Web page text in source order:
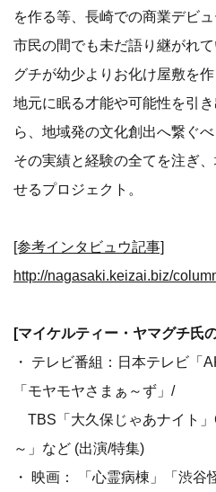
を作る等、長崎での商業デビ
市民の間でも未だ語り継がれ
グチが幼少よりお化け屋敷を
地元に眠る才能や可能性を引
ら、地域発の文化創出へ繋ぐべ
その実績と経験の全てを注ぎ
せるプロジェクト。
[参考インタビュウ記事]
http://nagasaki.keizai.biz/
[マイケルティー・ヤマグチ氏
・ テレビ番組：日本テレビ「
「モヤモヤさまぁ～ず」/
TBS「大久保じゃあナイト
～」など (出演/特集)
・ 映画： 「心霊病棟」「渋谷